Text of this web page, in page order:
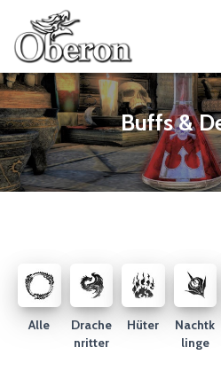
Buffs &
Alle
Drache
nritter
Hüter
Nachtk
linge